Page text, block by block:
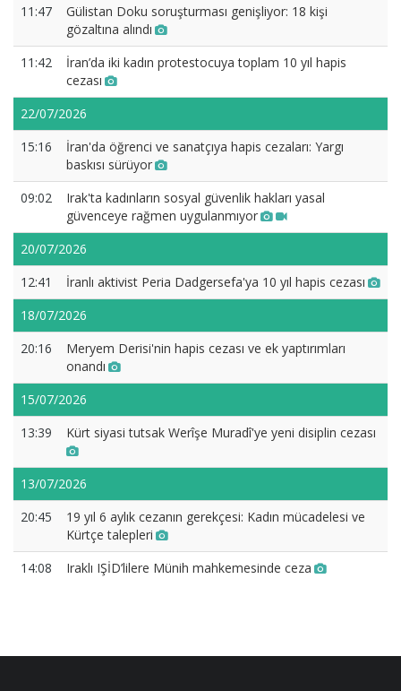
11:47
Gülistan Doku soruşturması genişliyor: 18 kişi
gözaltına alındı
11:42
İran’da iki kadın protestocuya toplam 10 yıl hapis
cezası
22/07/2026
15:16
İran'da öğrenci ve sanatçıya hapis cezaları: Yargı
baskısı sürüyor
09:02
Irak'ta kadınların sosyal güvenlik hakları yasal
güvenceye rağmen uygulanmıyor
20/07/2026
12:41
İranlı aktivist Peria Dadgersefa'ya 10 yıl hapis cezası
18/07/2026
20:16
Meryem Derisi'nin hapis cezası ve ek yaptırımları
onandı
15/07/2026
13:39
Kürt siyasi tutsak Werîşe Muradî'ye yeni disiplin cezası
13/07/2026
20:45
19 yıl 6 aylık cezanın gerekçesi: Kadın mücadelesi ve
Kürtçe talepleri
14:08
Iraklı IŞİD’lilere Münih mahkemesinde ceza